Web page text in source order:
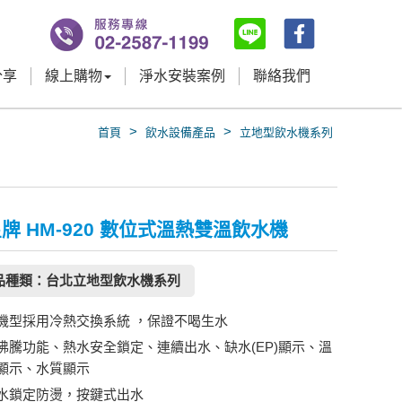
享 線上購物 淨水安裝案例 聯絡我們
首頁 > 飲水設備產品 > 立地型飲水機系列
HM-920 數位式溫熱雙溫飲水機
種類：台北立地型飲水機系列
型採用冷熱交換系統 ，保證不喝生水
騰功能、熱水安全鎖定、連續出水、缺水(EP)顯示、溫
示、水質顯示
鎖定防燙，按鍵式出水